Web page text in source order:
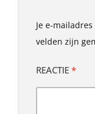
Je e-
velden zijn
REACTIE *